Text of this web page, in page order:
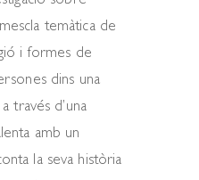
temàtica de
i formes de
dins una
través d’una
amb un
la seva història